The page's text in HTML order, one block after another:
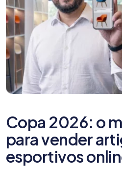
Copa 2026: o
para vender
esportivos